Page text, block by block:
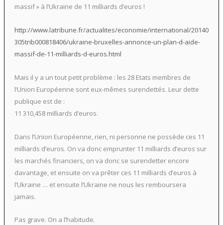
massif » à l’Ukraine de 11 milliards d’euros !
http://www.latribune.fr/actualites/economie/international/20140
305trib000818406/ukraine-bruxelles-annonce-un-plan-d-aide-
massif-de-11-milliards-d-euros.html
Mais il y a un tout petit problème : les 28 Etats membres de
l’Union Européenne sont eux-mêmes surendettés. Leur dette
publique est de :
11 310,458 milliards d’euros.
Dans l’Union Européenne, rien, ni personne ne possède ces 11
milliards d’euros. On va donc emprunter 11 milliards d’euros sur
les marchés financiers, on va donc se surendetter encore
davantage, et ensuite on va prêter ces 11 milliards d’euros à
l’Ukraine … et ensuite l’Ukraine ne nous les remboursera
jamais.
Pas grave. On a l’habitude.